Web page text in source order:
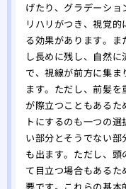
げたり、グラデーシ
リハリがつき、視覚
る効果があります。
し長めに残し、自然
で、視線が前方に集
ます。ただし、前髪
が際立つこともある
トにするのも一つの
い部分とそうでない
も出ます。ただし、
て目立つ場合もある